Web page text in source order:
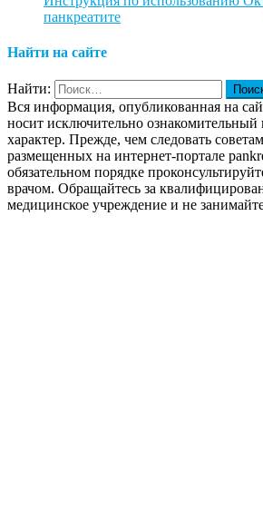
панкреатите
Найти на сайте
Найти:
Вся информация, опубликованная на
носит исключительно ознакомительный
характер. Прежде, чем следовать
размещенных на интернет-портале
обязательном порядке
врачом. Обращайтесь за
медицинское учреждение и не